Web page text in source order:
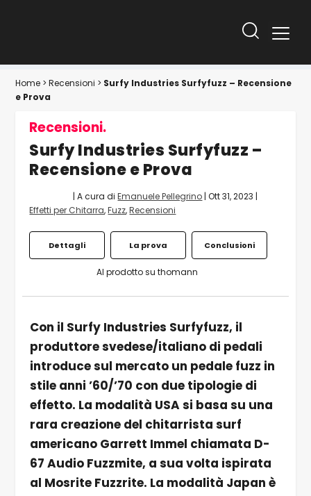
Home >Recensioni > Surfy Industries Surfyfuzz – Recensione
e Prova
Recensioni.
Surfy Industries Surfyfuzz –
Recensione e Prova
| A cura diEmanuele Pellegrino |Ott 31, 2023 |
Effetti per Chitarra,Fuzz,Recensioni
Dettagli La prova Conclusioni
Al prodotto su thomann
Con il Surfy Industries Surfyfuzz, il
produttore svedese/italiano di pedali
introduce sul mercato un pedale fuzz in
stile anni ’60/’70 con due tipologie di
effetto. La modalità USA si basa su una
rara creazione del chitarrista surf
americano Garrett Immel chiamata D-
67 Audio Fuzzmite, a sua volta ispirata
al Mosrite Fuzzrite. La modalità Japan è